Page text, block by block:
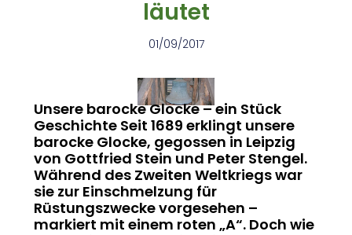
läutet
01/09/2017
Unsere barocke Glocke – ein Stück
Geschichte Seit 1689 erklingt unsere
barocke Glocke, gegossen in Leipzig
von Gottfried Stein und Peter Stengel.
Während des Zweiten Weltkriegs war
sie zur Einschmelzung für
Rüstungszwecke vorgesehen –
markiert mit einem roten „A“. Doch wie